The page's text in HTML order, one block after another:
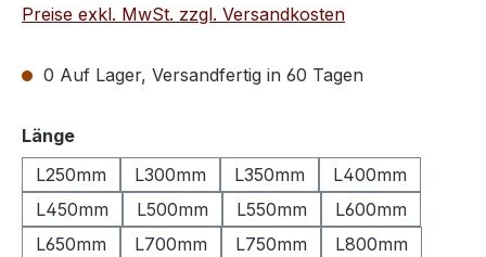
Preise exkl. MwSt. zzgl. Versandkosten
0 Auf Lager, Versandfertig in 60 Tagen
Längeauswählen
L250mm
L300mm L350mm
L400mm
L450mm
L500mm L550mm
L600mm
L650mm
L700mm L750mm
L800mm